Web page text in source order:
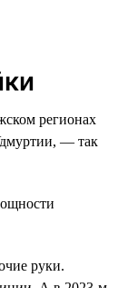
регионах
— так
руки.